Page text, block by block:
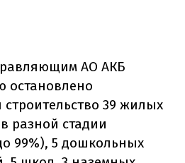
АО АКБ
остановлено
39 жилых
разной стадии
99%), 5 дошкольных